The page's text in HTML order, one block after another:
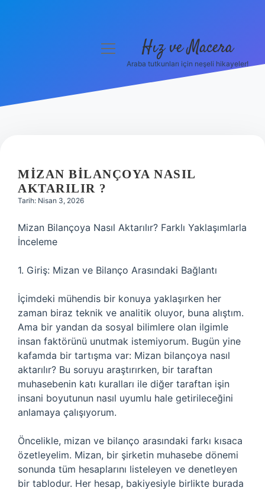
Hakkımızda
menüyü
Hız ve Macera
Araba tutkunları için neşeli hikayeler!
MIZAN BILANÇOYA NASIL
AKTARILIR ?
Tarih: Nisan 3, 2026
Mizan Bilançoya Nasıl Aktarılır? Farklı Yaklaşımlarla
İnceleme
1. Giriş: Mizan ve Bilanço Arasındaki Bağlantı
İçimdeki mühendis bir konuya yaklaşırken her
zaman biraz teknik ve analitik oluyor, buna alıştım.
Ama bir yandan da sosyal bilimlere olan ilgimle
insan faktörünü unutmak istemiyorum. Bugün yine
kafamda bir tartışma var: Mizan bilançoya nasıl
aktarılır? Bu soruyu araştırırken, bir taraftan
muhasebenin katı kuralları ile diğer taraftan işin
insani boyutunun nasıl uyumlu hale getirileceğini
anlamaya çalışıyorum.
Öncelikle, mizan ve bilanço arasındaki farkı kısaca
özetleyelim. Mizan, bir şirketin muhasebe dönemi
sonunda tüm hesaplarını listeleyen ve denetleyen
bir tablodur. Her hesap, bakiyesiyle birlikte burada